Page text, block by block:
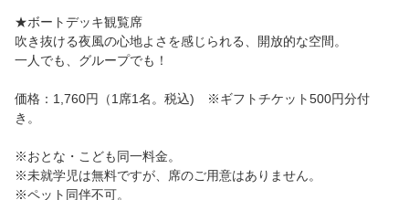
★ボートデッキ観覧席
吹き抜ける夜風の心地よさを感じられる、開放的な空間。
一人でも、グループでも！
価格：1,760円（1席1名。税込) ※ギフトチケット500円分付
き。
※おとな・こども同一料金。
※未就学児は無料ですが、席のご用意はありません。
※ペット同伴不可。